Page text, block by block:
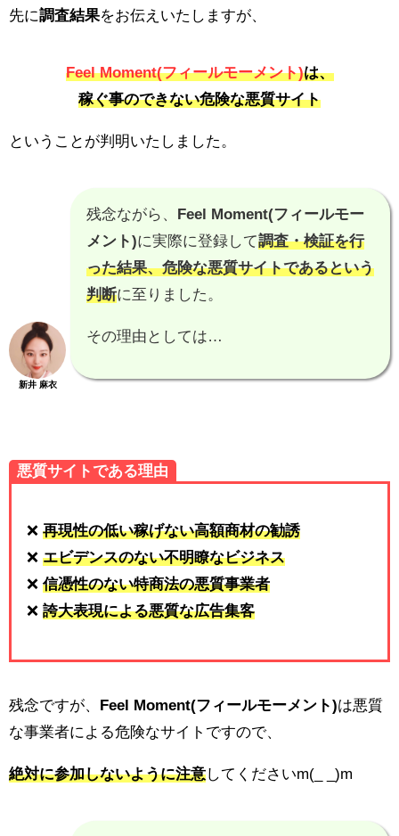
先に調査結果をお伝えいたしますが、
Feel Moment(フィールモーメント)は、
稼ぐ事のできない危険な悪質サイト
ということが判明いたしました。
新井 麻衣
残念ながら、 Feel Moment(フィールモー
メント)に実際に登録して調査・検証を行
った結果、危険な悪質サイトであるという
判断に至りました。
その理由としては…
悪質サイトである理由
❌ 再現性の低い稼げない高額商材の勧誘
❌ エビデンスのない不明瞭なビジネス
❌ 信憑性のない特商法の悪質事業者
❌ 誇大表現による悪質な広告集客
残念ですが、 Feel Moment(フィールモーメント)は悪質
な事業者による危険なサイトですので、
絶対に参加しないように注意してくださいm(_ _)m